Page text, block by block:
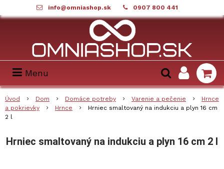
info@omniashop.sk 0907 800 441
Menu
Úvod Dom Domáce potreby Varenie a pečenie
Hrnce
a pokrievky
Hrnce
Hrniec smaltovaný na indukciu a plyn 16 cm
2 l
Hrniec smaltovaný na indukciu a plyn 16 cm 2 l